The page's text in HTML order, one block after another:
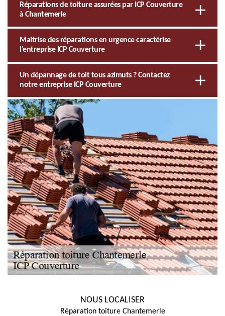
Réparations de toiture assurées par ICP Couverture
à Chantemerle
Maitrise des réparations en urgence caractérise
l’entreprise ICP Couverture
Un dépannage de toit tous azimuts ? Contactez
notre entreprise ICP Couverture
NOUS LOCALISER
Réparation toiture Chantemerle